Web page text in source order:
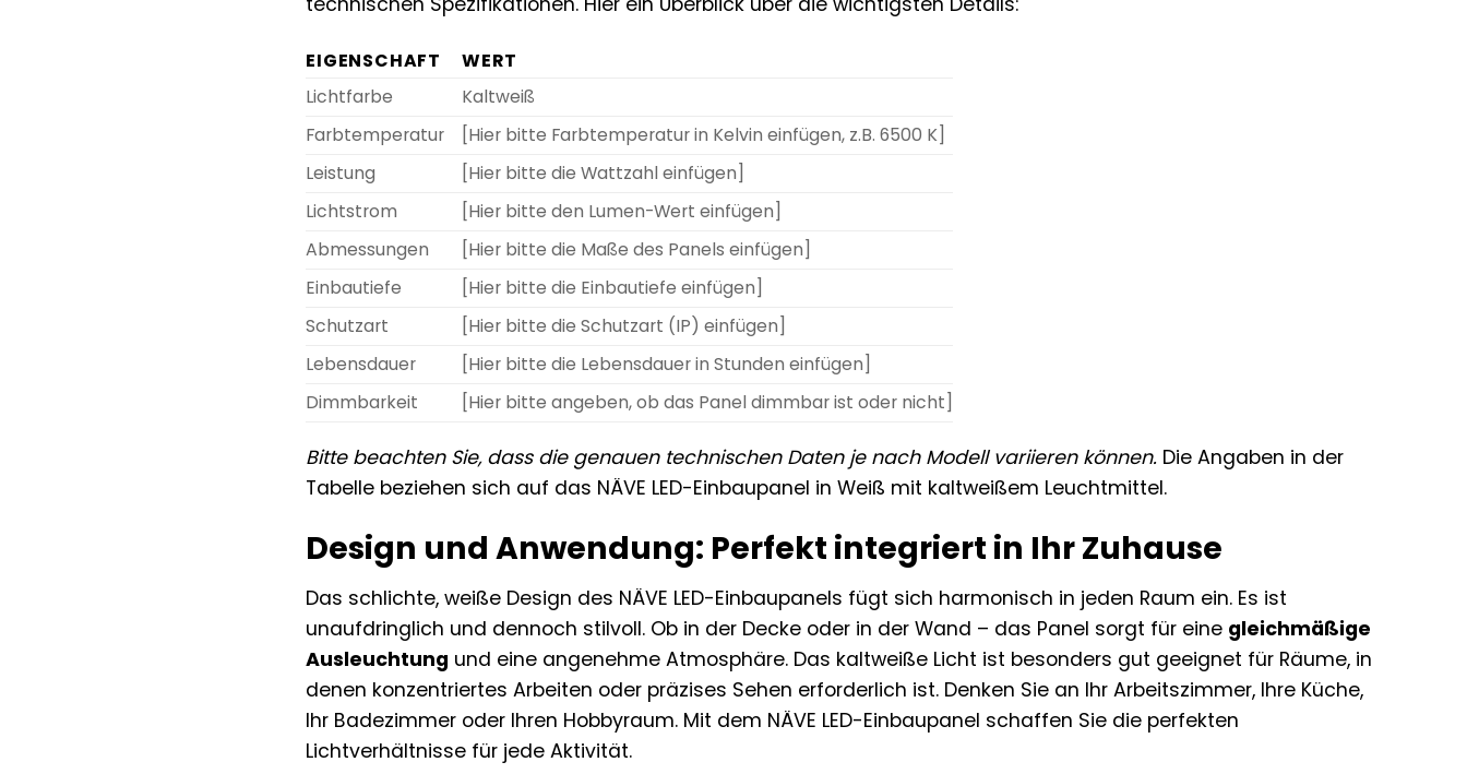
EIGENSCHAFT
WERT
Lichtfarbe
Kaltweiß
Farbtemperatur
[Hier bitte Farbtemperatur in Kelvin einfügen, z.B. 6500 K]
Leistung
[Hier bitte die Wattzahl einfügen]
Lichtstrom
[Hier bitte den Lumen-Wert einfügen]
Abmessungen
[Hier bitte die Maße des Panels einfügen]
Einbautiefe
[Hier bitte die Einbautiefe einfügen]
Schutzart
[Hier bitte die Schutzart (IP) einfügen]
Lebensdauer
[Hier bitte die Lebensdauer in Stunden einfügen]
Dimmbarkeit
[Hier bitte angeben, ob das Panel dimmbar ist oder nicht]
Bitte beachten Sie, dass die genauen technischen Daten je nach Modell variieren können. Die Angaben in der
Tabelle beziehen sich auf das NÄVE LED-Einbaupanel in Weiß mit kaltweißem Leuchtmittel.
Design und Anwendung: Perfekt integriert in Ihr Zuhause
Das schlichte, weiße Design des NÄVE LED-Einbaupanels fügt sich harmonisch in jeden Raum ein. Es ist
unaufdringlich und dennoch stilvoll. Ob in der Decke oder in der Wand – das Panel sorgt für eine gleichmäßige
Ausleuchtung und eine angenehme Atmosphäre. Das kaltweiße Licht ist besonders gut geeignet für Räume, in
denen konzentriertes Arbeiten oder präzises Sehen erforderlich ist. Denken Sie an Ihr Arbeitszimmer, Ihre Küche,
Ihr Badezimmer oder Ihren Hobbyraum. Mit dem NÄVE LED-Einbaupanel schaffen Sie die perfekten
Lichtverhältnisse für jede Aktivität.